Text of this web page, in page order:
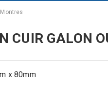
CUIR GALON
x 80mm